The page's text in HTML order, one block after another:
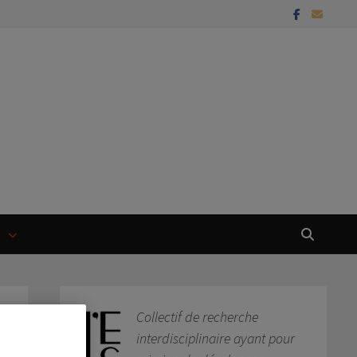
Collectif de recherche
interdisciplinaire ayant pour